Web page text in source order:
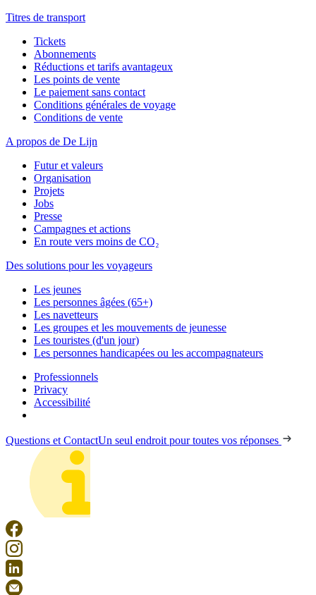
Titres de transport
Tickets
Abonnements
Réductions et tarifs avantageux
Les points de vente
Le paiement sans contact
Conditions générales de voyage
Conditions de vente
A propos de De Lijn
Futur et valeurs
Organisation
Projets
Jobs
Presse
Campagnes et actions
En route vers moins de CO₂
Des solutions pour les voyageurs
Les jeunes
Les personnes âgées (65+)
Les navetteurs
Les groupes et les mouvements de jeunesse
Les touristes (d'un jour)
Les personnes handicapées ou les accompagnateurs
Professionnels
Privacy
Accessibilité
Questions et ContactUn seul endroit pour toutes vos réponses